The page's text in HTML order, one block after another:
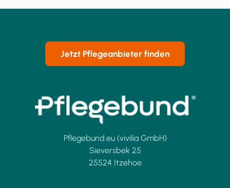
Jetzt Pflegeanbieter finden
Pflegebund.eu (vivilia GmbH)
Sieversbek 25
25524 Itzehoe